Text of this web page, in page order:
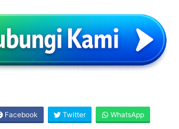
Facebook Twitter WhatsApp